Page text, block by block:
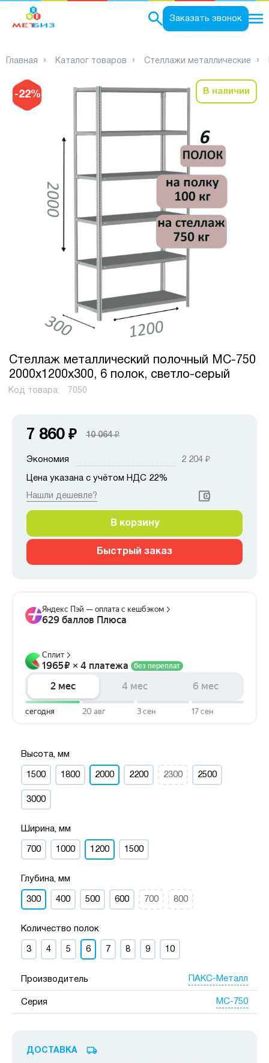
Заказать звонок
Главная Каталог товаров Стеллажи металлические
-22% В наличии
Стеллаж металлический полочный МС-750
2000х1200х300, 6 полок, светло-серый
Код товара: 7050
7 860 ₽ 10 064₽
Экономия 2 204 ₽
Цена указана с учётом НДС 22%
Нашли дешевле?
В корзину
Быстрый заказ
Высота, мм
1500 1800 2000 2200 2300 2500
3000
Ширина, мм
700 1000 1200 1500
Глубина, мм
300 400 500 600 700 800
Количество полок
3 4 5 6 7 8 9 10
Производитель ПАКС-Металл
Серия МС-750
ДОСТАВКА